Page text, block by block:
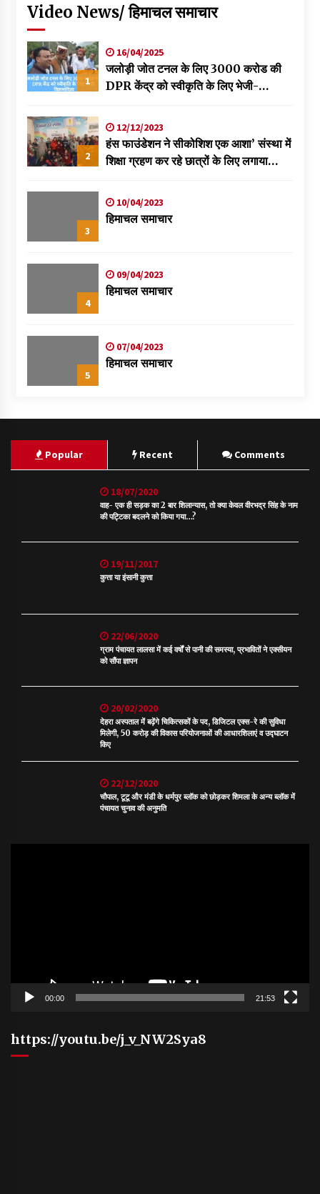
Video News/ हिमाचल समाचार
1
16/04/2025
जलोड़ी जोत टनल के लिए 3000 करोड की
DPR केंद्र को स्वीकृति के लिए भेजी-
2
12/12/2023
हंस फाउंडेशन ने सीकोशिश एक आशा’ संस्था में
शिक्षा ग्रहण कर रहे छात्रों के लिए लगाया
3
10/04/2023
हिमाचल समाचार
4
09/04/2023
हिमाचल समाचार
5
07/04/2023
हिमाचल समाचार
Popular Recent Comments
18/07/2020
वाह- एक ही सड़क का 2 बार शिलान्यास, तो क्या केवल वीरभद्र सिंह के नाम
की पट्टिका बदलने को किया गया…?
19/11/2017
कुत्ता या इंसानी कुत्ता
22/06/2020
ग्राम पंचायत लालसा में कई वर्षों से पानी की समस्या, प्रभावितों ने एक्सीयन
को सौंपा ज्ञापन
20/02/2020
देहरा अस्पताल में बढ़ेंगे चिकित्सकों के पद, डिजिटल एक्स-रे की सुविधा
मिलेगी, 50 करोड़ की विकास परियोजनाओं की आधारशिलाएं व उद्घाटन
किए
22/12/2020
चौपाल, टूटू और मंडी के धर्मपुर ब्लॉक को छोड़कर शिमला के अन्य ब्लॉक में
पंचायत चुनाव की अनुमति
00:00 21:53
https://youtu.be/j_v_NW2Sya8